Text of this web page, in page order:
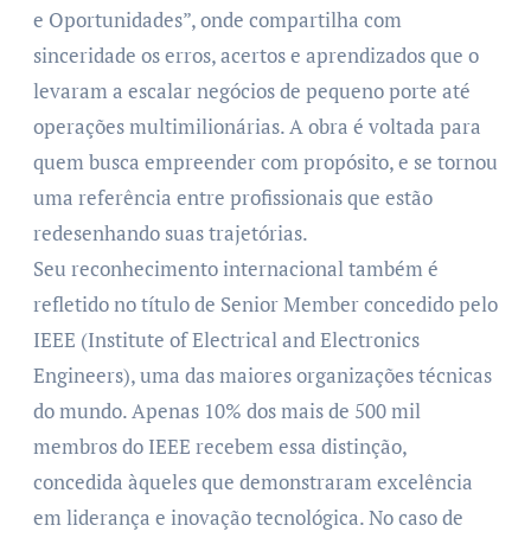
e Oportunidades”, onde compartilha com
sinceridade os erros, acertos e aprendizados que o
levaram a escalar negócios de pequeno porte até
operações multimilionárias. A obra é voltada para
quem busca empreender com propósito, e se tornou
uma referência entre profissionais que estão
redesenhando suas trajetórias.
Seu reconhecimento internacional também é
refletido no título de Senior Member concedido pelo
IEEE (Institute of Electrical and Electronics
Engineers), uma das maiores organizações técnicas
do mundo. Apenas 10% dos mais de 500 mil
membros do IEEE recebem essa distinção,
concedida àqueles que demonstraram excelência
em liderança e inovação tecnológica. No caso de